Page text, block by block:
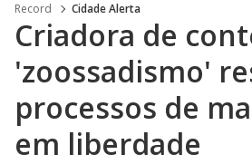
Record Cidade Alerta
Criadora de
'zoossadismo'
processos de
em liberdade